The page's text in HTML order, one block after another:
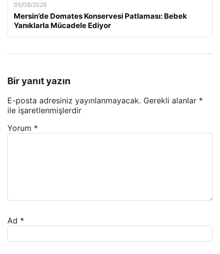
05/08/2026
Mersin’de Domates Konservesi Patlaması: Bebek
Yanıklarla Mücadele Ediyor
Bir yanıt yazın
E-posta adresiniz yayınlanmayacak. Gerekli alanlar *
ile işaretlenmişlerdir
Yorum *
Ad *